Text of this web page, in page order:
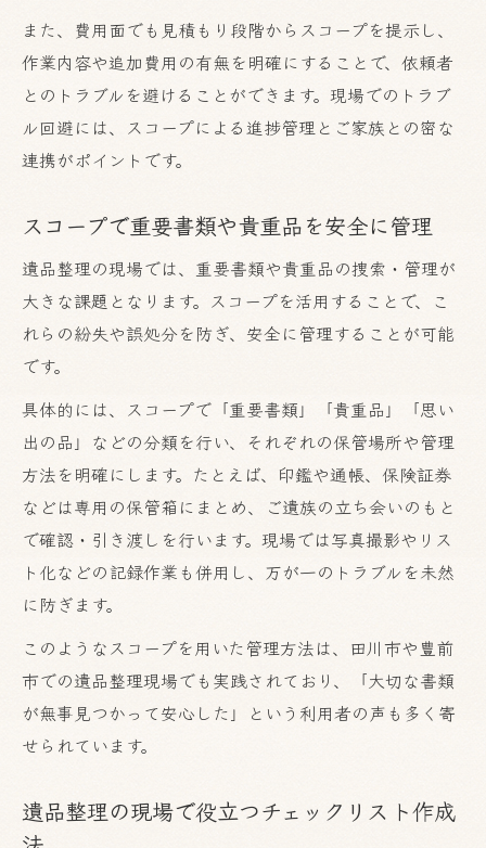
また、費用面でも見積もり段階からスコープを提示し、
作業内容や追加費用の有無を明確にすることで、依頼者
とのトラブルを避けることができます。現場でのトラブ
ル回避には、スコープによる進捗管理とご家族との密な
連携がポイントです。
スコープで重要書類や貴重品を安全に管理
遺品整理の現場では、重要書類や貴重品の捜索・管理が
大きな課題となります。スコープを活用することで、こ
れらの紛失や誤処分を防ぎ、安全に管理することが可能
です。
具体的には、スコープで「重要書類」「貴重品」「思い
出の品」などの分類を行い、それぞれの保管場所や管理
方法を明確にします。たとえば、印鑑や通帳、保険証券
などは専用の保管箱にまとめ、ご遺族の立ち会いのもと
で確認・引き渡しを行います。現場では写真撮影やリス
ト化などの記録作業も併用し、万が一のトラブルを未然
に防ぎます。
このようなスコープを用いた管理方法は、田川市や豊前
市での遺品整理現場でも実践されており、「大切な書類
が無事見つかって安心した」という利用者の声も多く寄
せられています。
遺品整理の現場で役立つチェックリスト作成